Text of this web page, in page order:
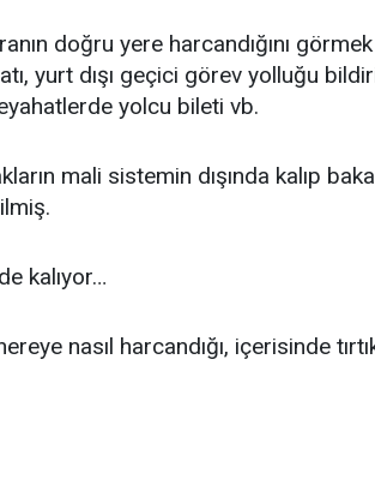
doğru yere harcandığını
yurt dışı geçici görev yolluğu
yolcu bileti vb.
mali sistemin dışında kalıp
kalıyor…
nasıl harcandığı, içerisinde